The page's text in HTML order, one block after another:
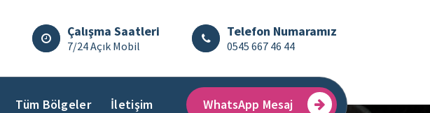
Çalışma Saatleri
7/24 Açık Mobil
Telefon Numaramız
0545 667 46 44
Tüm Bölgeler İletişim WhatsApp Mesaj